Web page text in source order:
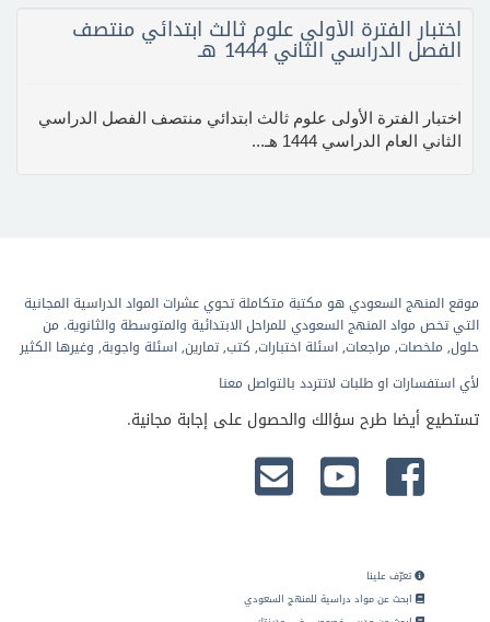
اختبار الفترة الأولى علوم ثالث ابتدائي منتصف
الفصل الدراسي الثاني 1444 هـ
اختبار الفترة الأولى علوم ثالث ابتدائي منتصف الفصل الدراسي
الثاني العام الدراسي 1444 هـ...
موقع المنهج السعودي هو مكتبة متكاملة تحوي عشرات المواد الدراسية المجانية
التي تخص مواد المنهج السعودي للمراحل الابتدائية والمتوسطة والثانوية. من
حلول, ملخصات, مراجعات, اسئلة اختبارات, كتب, تمارين, اسئلة واجوبة, وغيرها الكثير
لأي استفسارات او طلبات لاتتردد بالتواصل معنا
تستطيع أيضا طرح سؤالك والحصول على إجابة مجانية.
تعرّف علينا
ابحث عن مواد دراسية للمنهج السعودي